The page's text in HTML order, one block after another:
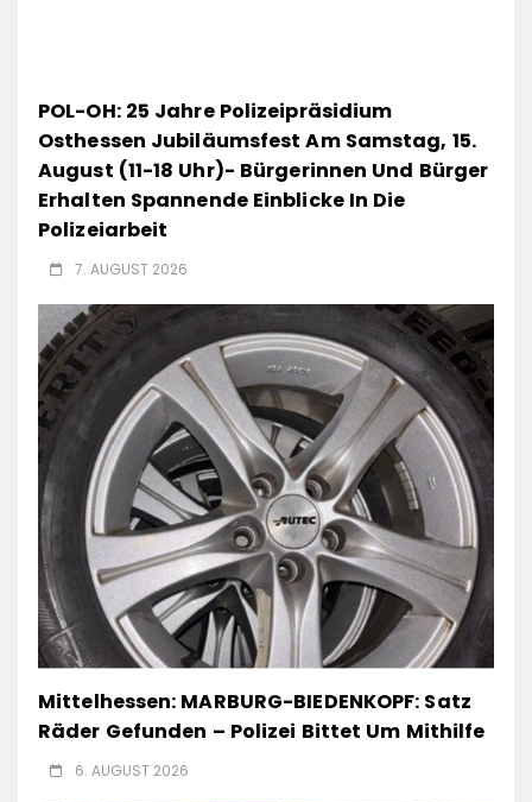
POL-OH: 25 Jahre Polizeipräsidium
Osthessen Jubiläumsfest Am Samstag, 15.
August (11-18 Uhr)- Bürgerinnen Und Bürger
Erhalten Spannende Einblicke In Die
Polizeiarbeit
7. AUGUST 2026
Mittelhessen: MARBURG-BIEDENKOPF: Satz
Räder Gefunden – Polizei Bittet Um Mithilfe
6. AUGUST 2026